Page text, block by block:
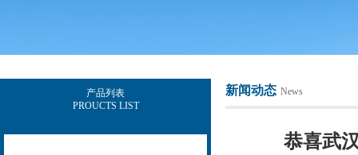
产品列表
PROUCTS LIST
新闻动态 News
恭喜武